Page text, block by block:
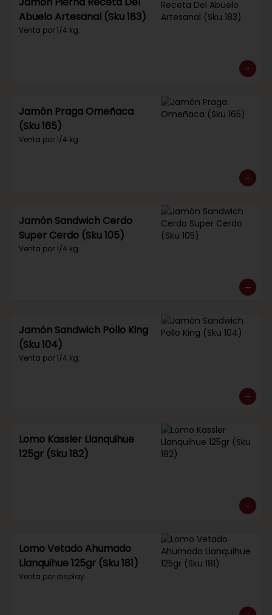
Abuelo Artesanal (Sku 183)
Venta por 1/4 kg.
Jamón Praga Omeñaca
(Sku 165)
Venta por 1/4 kg.
Jamón Sandwich Cerdo
Super Cerdo (Sku 105)
Venta por 1/4 kg.
Jamón Sandwich Pollo King
(Sku 104)
Venta por 1/4 kg.
Lomo Kassler Llanquihue
125gr (Sku 182)
Lomo Vetado Ahumado
Llanquihue 125gr (Sku 181)
Venta por display.